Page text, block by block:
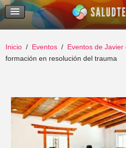
Temas Recientes
Buscar
Inicio Eventos Eventos de
formación en resolución del trauma